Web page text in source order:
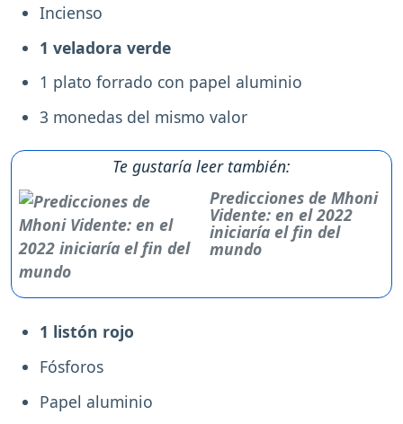
Incienso
1 veladora verde
1 plato forrado con papel aluminio
3 monedas del mismo valor
Te gustaría leer también:
Predicciones de Mhoni
Vidente: en el 2022
iniciaría el fin del
mundo
1 listón rojo
Fósforos
Papel aluminio